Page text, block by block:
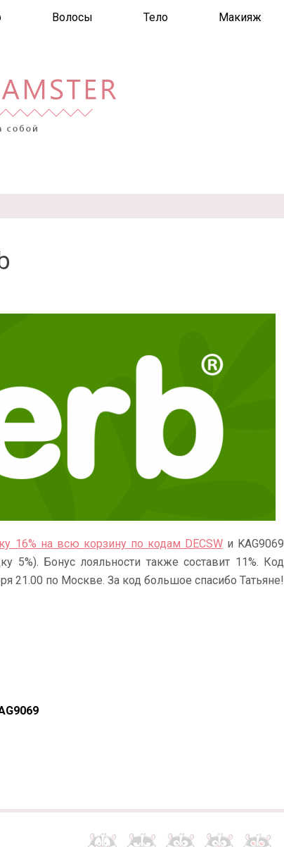
Волосы Тело Макияж
16% на всю корзину по кодам DECSWи KAG9069
5%). Бонус лояльности также составит 11%. Код
21.00 по Москве. За код большое спасибо Татьяне!